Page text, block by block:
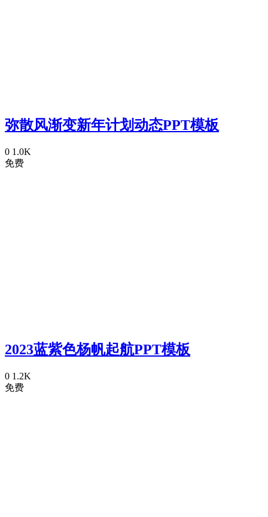
弥散风渐变新年计划动态PPT模板
0 1.0K
免费
2023蓝紫色杨帆起航PPT模板
0 1.2K
免费